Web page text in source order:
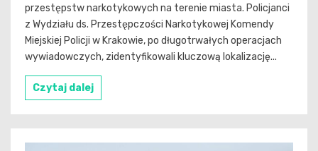
przestępstw narkotykowych na terenie miasta. Policjanci
z Wydziału ds. Przestępczości Narkotykowej Komendy
Miejskiej Policji w Krakowie, po długotrwałych operacjach
wywiadowczych, zidentyfikowali kluczową lokalizację...
Czytaj dalej